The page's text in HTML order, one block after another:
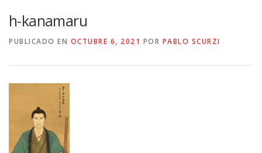
h-kanamaru
PUBLICADO EN OCTUBRE 6, 2021 POR PABLO SCURZI